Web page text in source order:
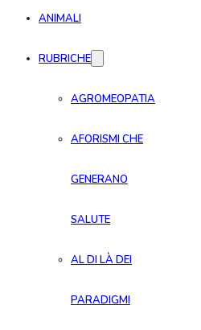
ANIMALI
RUBRICHE
AGROMEOPATIA
AFORISMI CHE
GENERANO
SALUTE
AL DI LÀ DEI
PARADIGMI